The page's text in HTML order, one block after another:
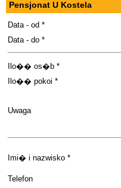
Pensjonat U Kostela
Data - od *
Data - do *
Ilo�� os�b *
Ilo�� pokoi *
Uwaga
Imi� i nazwisko *
Telefon